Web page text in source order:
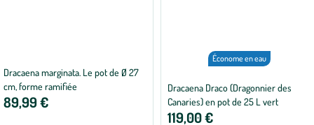
Dracaena marginata. Le pot de Ø 27
cm, forme ramifiée
89,99 €
Économe en eau
Dracaena Draco (Dragonnier des
Canaries) en pot de 25 L vert
119,00 €